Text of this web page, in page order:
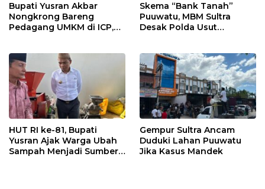
Bupati Yusran Akbar
Nongkrong Bareng
Pedagang UMKM di ICP,
Kerakyatan
Skema “Bank Tanah”
Puuwatu, MBM Sultra
Desak Polda Usut
HUT RI ke-81, Bupati
Yusran Ajak Warga Ubah
Sampah Menjadi Sumber
Gempur Sultra Ancam
Duduki Lahan Puuwatu
Jika Kasus Mandek